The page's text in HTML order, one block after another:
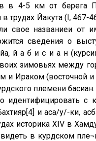
в 4-5 км от берега
трудах Йакута (I, 467-
свое названиеи от
сведения о
й а б и с и а н
зимовьях между
Ираком (восточной и
племени басиан.
идентифицировать с
и аса/у/-ки,
историка ХIV в
в курдском